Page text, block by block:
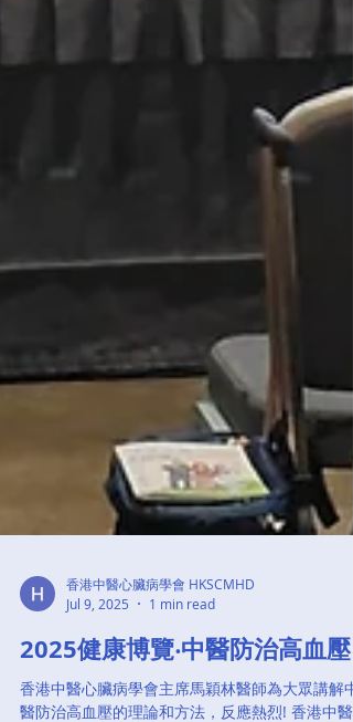
香港中醫心臟病學會 HKSCMHD
Jul 9, 2025
1 min read
2025健康博覽‧中醫防治高血壓